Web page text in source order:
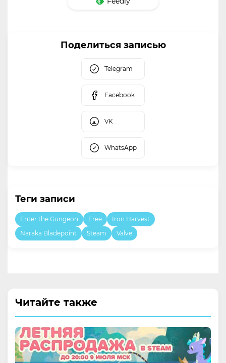
Поделиться записью
Telegram
Facebook
VK
WhatsApp
Теги записи
Enter the Gungeon Free
Iron Harvest
Naraka Bladepoint
Steam Valve
Читайте также